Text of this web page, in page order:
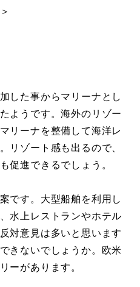
した事からマリーナとし
ようです。海外のリゾー
リーナを整備して海洋レ
リゾート感も出るので、
促進できるでしょう。
です。大型船舶を利用し
水上レストランやホテル
対意見は多いと思います
きないでしょうか。欧米
ーがあります。